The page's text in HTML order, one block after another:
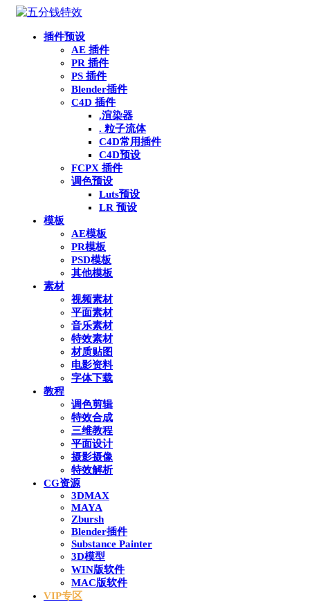
插件预设
AE 插件
PR 插件
PS 插件
Blender插件
C4D 插件
.渲染器
. 粒子流体
C4D常用插件
C4D预设
FCPX 插件
调色预设
Luts预设
LR 预设
模板
AE模板
PR模板
PSD模板
其他模板
素材
视频素材
平面素材
音乐素材
特效素材
材质贴图
电影资料
字体下载
教程
调色剪辑
特效合成
三维教程
平面设计
摄影摄像
特效解析
CG资源
3DMAX
MAYA
Zbursh
Blender插件
Substance Painter
3D模型
WIN版软件
MAC版软件
VIP专区